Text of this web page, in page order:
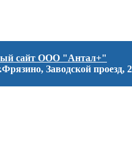
сайт ООО "Антал+"
Заводской проезд, 2